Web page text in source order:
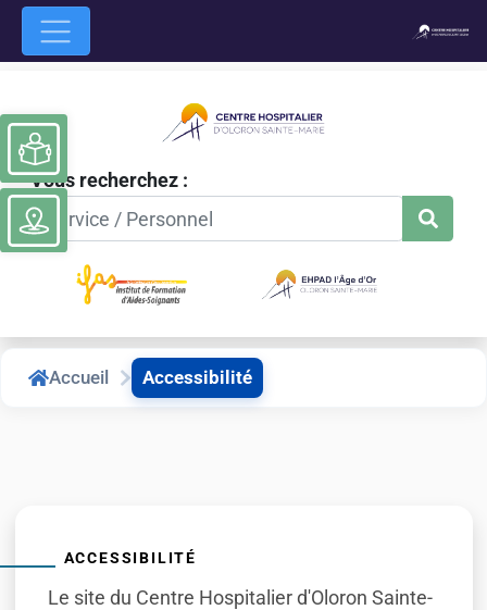
Vous recherchez :
Ouvrir la barre d’outils
Accueil Accessibilité
ACCESSIBILITÉ
Le site du Centre Hospitalier d'Oloron Sainte-